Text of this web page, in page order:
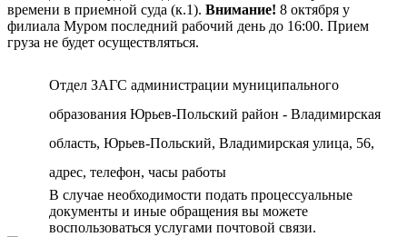
времени в приемной суда (к.1). Внимание! 8 октября у
филиала Муром последний рабочий день до 16:00. Прием
груза не будет осуществляться.
Отдел ЗАГС администрации муниципального
образования Юрьев-Польский район - Владимирская
область, Юрьев-Польский, Владимирская улица, 56,
адрес, телефон, часы работы
В случае необходимости подать процессуальные
документы и иные обращения вы можете
воспользоваться услугами почтовой связи.